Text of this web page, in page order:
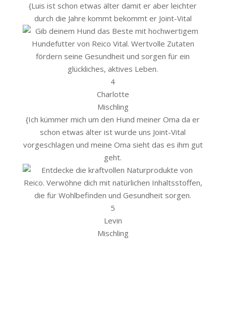
{Luis ist schon etwas älter damit er aber leichter
durch die Jahre kommt bekommt er Joint-Vital
4
Charlotte
Mischling
{Ich kümmer mich um den Hund meiner Oma da er
schon etwas älter ist wurde uns Joint-Vital
vorgeschlagen und meine Oma sieht das es ihm gut
geht.
5
Levin
Mischling